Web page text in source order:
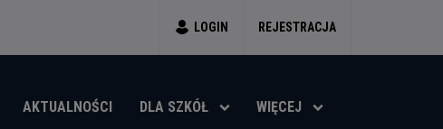
LOGIN REJESTRACJA
AKTUALNOŚCI DLA SZKÓŁ WIĘCEJ